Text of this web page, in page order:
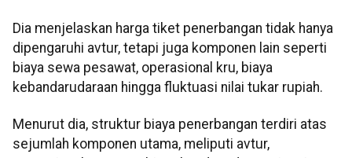
Dia menjelaskan harga tiket penerbangan tidak hanya
dipengaruhi avtur, tetapi juga komponen lain seperti
biaya sewa pesawat, operasional kru, biaya
kebandarudaraan hingga fluktuasi nilai tukar rupiah.
Menurut dia, struktur biaya penerbangan terdiri atas
sejumlah komponen utama, meliputi avtur,